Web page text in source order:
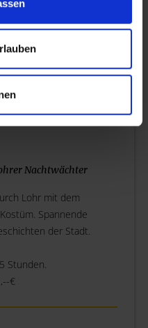
noch eine passende
13 - 15 Uhr
Nachtwächter
Lohr mit dem
Spannende
der Stadt.
Stunden.
€